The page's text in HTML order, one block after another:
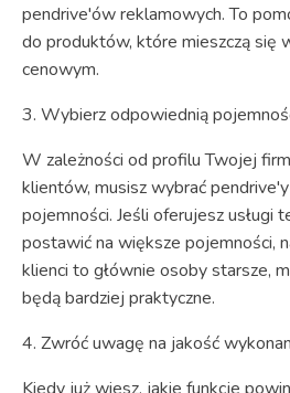
pendrive'ów reklamowych. To
do produktów, które mieszczą się
cenowym.
3. Wybierz odpowiednią
W zależności od profilu Twojej
klientów, musisz wybrać
pojemności. Jeśli oferujesz usługi
postawić na większe pojemności,
klienci to głównie osoby starsze,
będą bardziej praktyczne.
4. Zwróć uwagę na jakość